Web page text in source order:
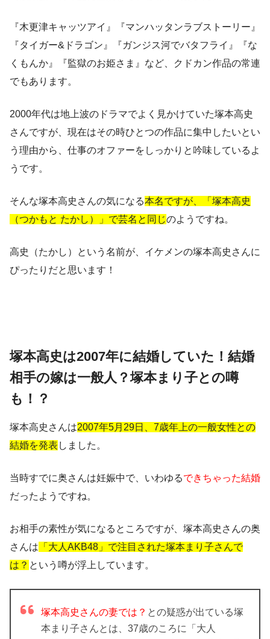
『木更津キャッツアイ』『マンハッタンラブストーリー』
『タイガー&ドラゴン』『ガンジス河でバタフライ』『な
くもんか』『監獄のお姫さま』など、クドカン作品の常連
でもあります。
2000年代は地上波のドラマでよく見かけていた塚本高史
さんですが、現在はその時ひとつの作品に集中したいとい
う理由から、仕事のオファーをしっかりと吟味しているよ
うです。
そんな塚本高史さんの気になる本名ですが、「塚本高史
（つかもと たかし）」で芸名と同じのようですね。
高史（たかし）
という名前が、イケメンの塚本高史さんに
ぴったりだと思います！
塚本高史は2007年に結婚していた！結婚
相手の嫁は一般人？塚本まり子との噂
も！？
塚本高史さんは2007年5月29日、7歳年上の一般女性との
結婚を発表 しました。
当時すでに奥さんは妊娠中で、いわゆるできちゃった結婚
だったようですね。
お相手の素性が気になるところですが、塚本高史さんの奥
さんは 「大人AKB48」で注目された塚本まり子さんで
は？ という噂が浮上しています。
塚本高史さんの妻では？ との疑惑が出ている塚
本まり子さんとは、37歳のころに「大人